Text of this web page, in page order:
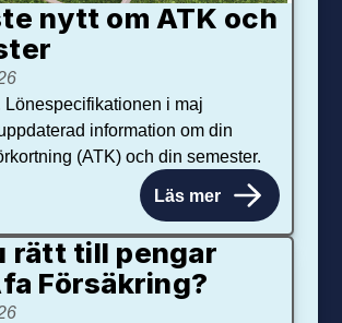
nytt om ATK och
Lönespecifikationen i maj
information om din
(ATK) och din semester.
Läs mer
rätt till pengar
Försäkring?